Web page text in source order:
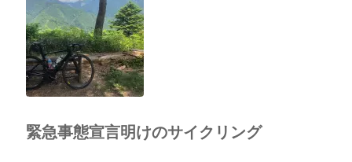
緊急事態宣言明けのサイクリング